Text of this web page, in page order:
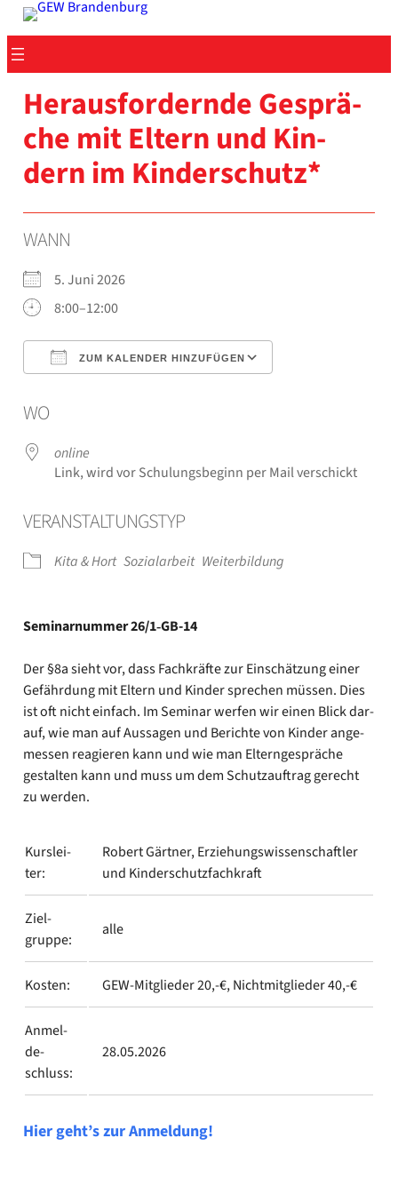
Zum
Inhalt
springen
Her­aus­for­dern­de Gesprä­
che mit Eltern und Kin­
dern im Kin­der­schutz*
WANN
5. Juni 2026
8:00–12:00
ZUM KALENDER HINZUFÜGEN
WO
online
Link, wird vor Schu­lungs­be­ginn per Mail ver­schickt
VER­AN­STAL­TUNGS­TYP
Kita & Hort Sozi­al­ar­beit Wei­ter­bil­dung
Semi­nar­num­mer 26/1‑GB-14
Der §8a sieht vor, dass Fach­kräf­te zur Ein­schät­zung einer
Gefähr­dung mit Eltern und Kin­der spre­chen müs­sen. Dies
ist oft nicht ein­fach. Im Semi­nar wer­fen wir einen Blick dar­
auf, wie man auf Aus­sa­gen und Berich­te von Kin­der ange­
mes­sen reagie­ren kann und wie man Eltern­ge­sprä­che
gestal­ten kann und muss um dem Schutz­auf­trag gerecht
zu wer­den.
Kurs­lei­
ter:
Robert Gärt­ner, Erzie­hungs­wis­sen­schaft­ler
und Kin­der­schutz­fach­kraft
Ziel­
grup­pe:
alle
Kos­ten: GEW-Mitglieder 20,-€, Nicht­mit­glie­der 40,-€
Anmel­
de­
schluss:
28.05.2026
Hier geht’s zur Anmel­dung!